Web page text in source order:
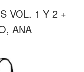
VOL. 1 Y 2 +
ANA